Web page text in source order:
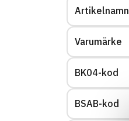
Artikelnamn
Varumärke
BK04-kod
BSAB-kod